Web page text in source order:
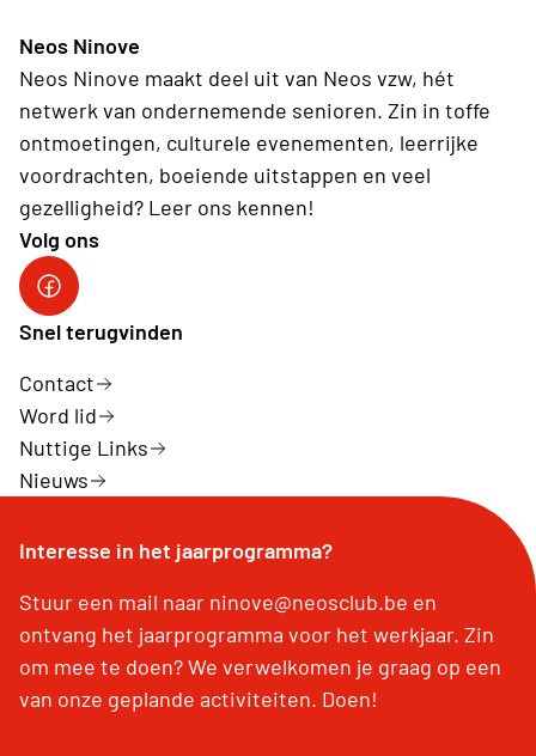
Neos Ninove
Neos Ninove maakt deel uit van Neos vzw, hét
netwerk van ondernemende senioren. Zin in toffe
ontmoetingen, culturele evenementen, leerrijke
voordrachten, boeiende uitstappen en veel
gezelligheid? Leer ons kennen!
Volg ons
Facebook Neos NINOVE
Snel terugvinden
Contact
Word lid
Nuttige Links
Nieuws
Interesse in het jaarprogramma?
Stuur een mail naar ninove@neosclub.be en
ontvang het jaarprogramma voor het werkjaar. Zin
om mee te doen? We verwelkomen je graag op een
van onze geplande activiteiten. Doen!